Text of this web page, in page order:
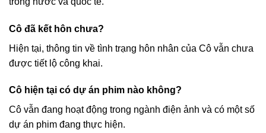
Cô đã kết hôn chưa?
Hiện tại, thông tin về tình trạng hôn nhân của Cô vẫn chưa
được tiết lộ công khai.
Cô hiện tại có dự án phim nào không?
Cô vẫn đang hoạt động trong ngành điện ảnh và có một số
dự án phim đang thực hiện.